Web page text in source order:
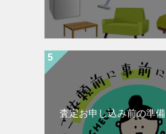
査定お申し込み前の準備